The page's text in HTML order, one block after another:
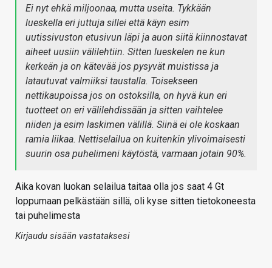
Ei nyt ehkä miljoonaa, mutta useita. Tykkään
lueskella eri juttuja sillei että käyn esim
uutissivuston etusivun läpi ja auon siitä kiinnostavat
aiheet uusiin välilehtiin. Sitten lueskelen ne kun
kerkeän ja on kätevää jos pysyvät muistissa ja
latautuvat valmiiksi taustalla. Toisekseen
nettikaupoissa jos on ostoksilla, on hyvä kun eri
tuotteet on eri välilehdissään ja sitten vaihtelee
niiden ja esim laskimen välillä. Siinä ei ole koskaan
ramia liikaa. Nettiselailua on kuitenkin ylivoimaisesti
suurin osa puhelimeni käytöstä, varmaan jotain 90%.
Aika kovan luokan selailua taitaa olla jos saat 4 Gt
loppumaan pelkästään sillä, oli kyse sitten tietokoneesta
tai puhelimesta
Kirjaudu sisään vastataksesi